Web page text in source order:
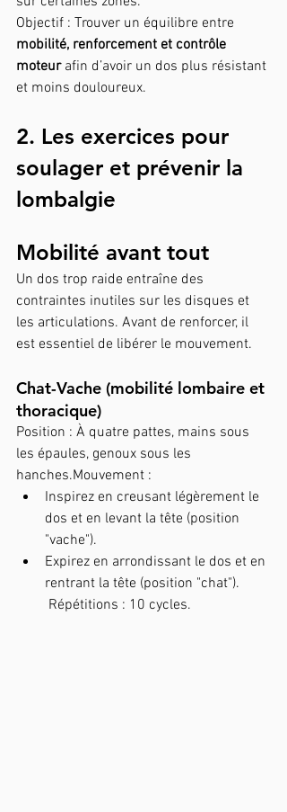
Objectif : Trouver un équilibre entre
mobilité, renforcement et contrôle
moteur afin d’avoir un dos plus résistant
et moins douloureux.
2. Les exercices pour
soulager et prévenir la
lombalgie
Mobilité avant tout
Un dos trop raide entraîne des
contraintes inutiles sur les disques et
les articulations. Avant de renforcer, il
est essentiel de libérer le mouvement.
Chat-Vache (mobilité lombaire et
thoracique)
Position : À quatre pattes, mains sous
les épaules, genoux sous les
hanches.Mouvement :
Inspirez en creusant légèrement le
dos et en levant la tête (position
"vache").
Expirez en arrondissant le dos et en
rentrant la tête (position "chat").
Répétitions : 10 cycles.